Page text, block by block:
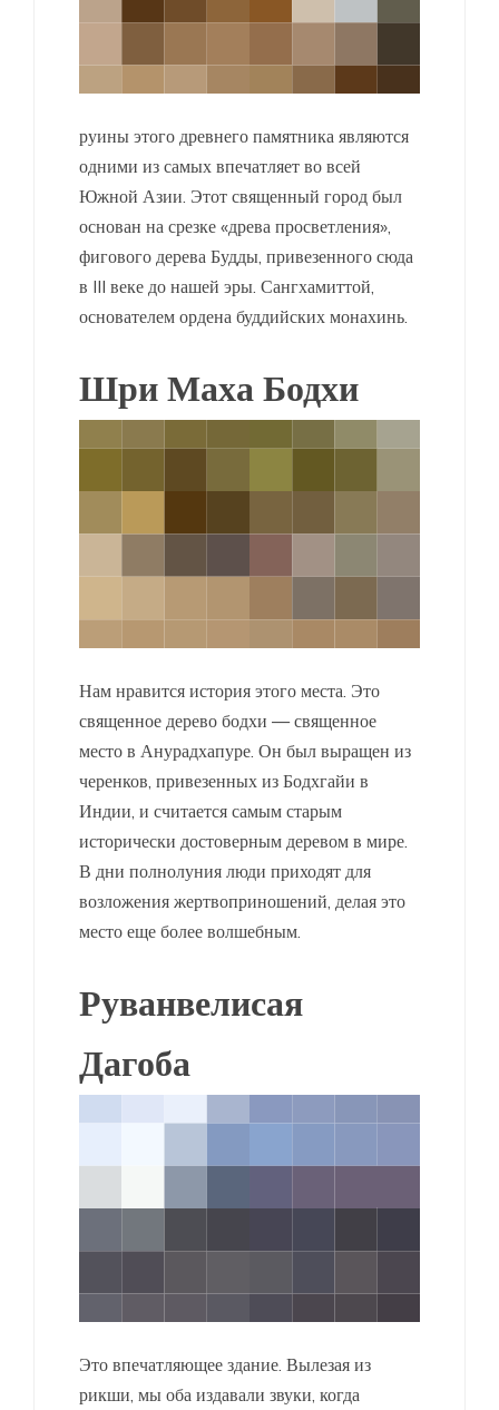
руины этого древнего памятника являются
одними из самых впечатляет во всей
Южной Азии. Этот священный город был
основан на срезке «древа просветления»,
фигового дерева Будды, привезенного сюда
в III веке до нашей эры. Сангхамиттой,
основателем ордена буддийских монахинь.
Шри Маха Бодхи
Нам нравится история этого места. Это
священное дерево бодхи — священное
место в Анурадхапуре. Он был выращен из
черенков, привезенных из Бодхгайи в
Индии, и считается самым старым
исторически достоверным деревом в мире.
В дни полнолуния люди приходят для
возложения жертвоприношений, делая это
место еще более волшебным.
Руванвелисая
Дагоба
Это впечатляющее здание. Вылезая из
рикши, мы оба издавали звуки, когда